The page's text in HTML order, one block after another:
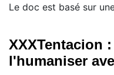
Le doc est basé sur
XXXTentacion
l'humaniser